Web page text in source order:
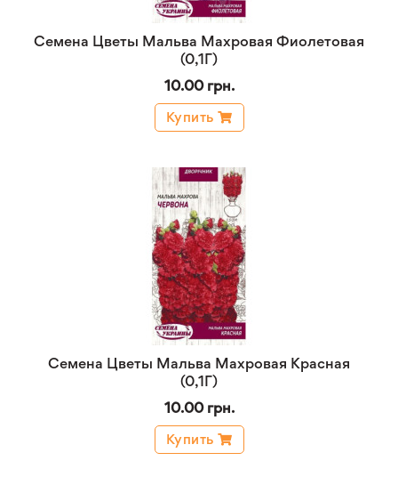
Семена Цветы Мальва Махровая Фиолетовая
(0,1Г)
10.00 грн.
Купить
Семена Цветы Мальва Махровая Красная
(0,1Г)
10.00 грн.
Купить